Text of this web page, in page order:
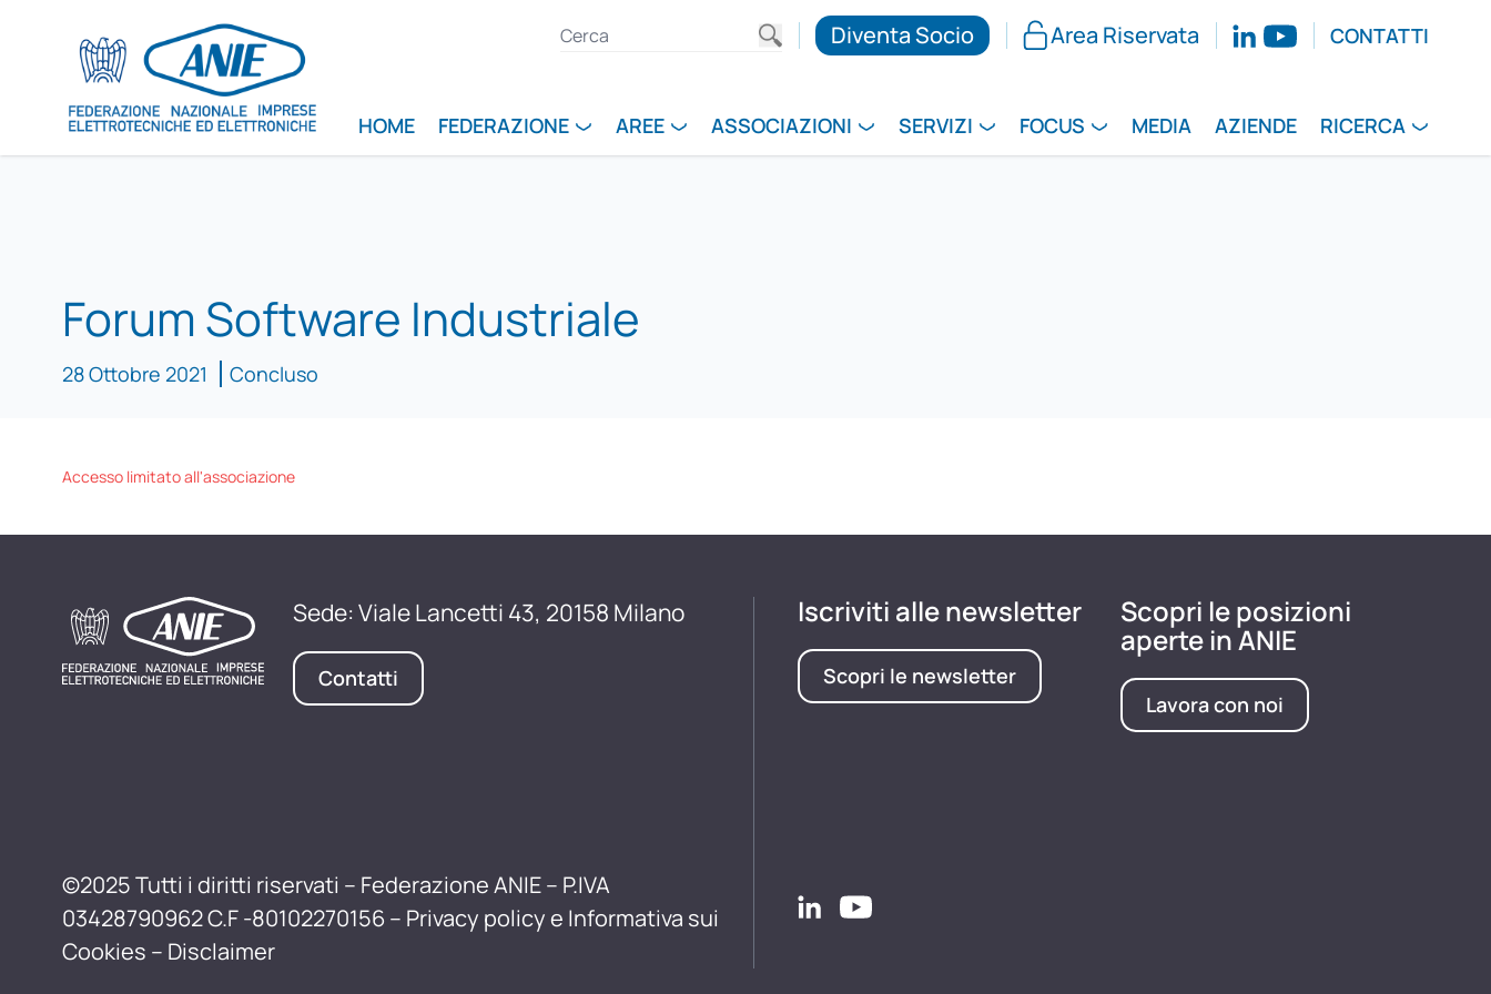
Diventa Socio Area Riservata CONTATTI
HOME FEDERAZIONE AREE ASSOCIAZIONI SERVIZI FOCUS MEDIA AZIENDE RICERCA
Forum Software Industriale
28 Ottobre 2021 Concluso
Accesso limitato all'associazione
Sede: Viale Lancetti 43, 20158 Milano
Contatti
©2025 Tutti i diritti riservati – Federazione ANIE – P.IVA
03428790962 C.F -80102270156 – Privacy policy e Informativa sui
Cookies – Disclaimer
Iscriviti alle newsletter
Scopri le newsletter
Scopri le posizioni
aperte in ANIE
Lavora con noi